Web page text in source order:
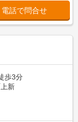
電話で問合せ
歩3分
新